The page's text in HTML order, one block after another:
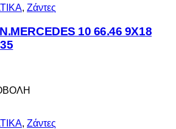
, Ζάντες
10 66.46 9X18
, Ζάντες